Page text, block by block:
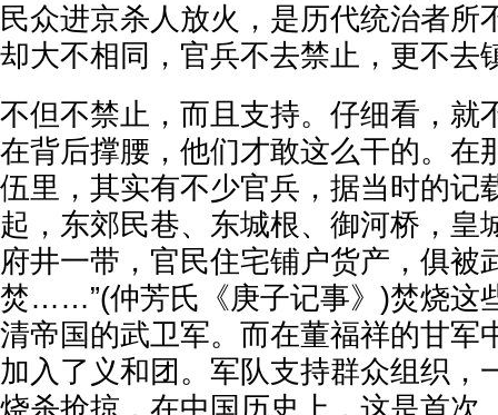
民众进京杀人放火，是历代统治者所
却大不相同，官兵不去禁止，更不去
不但不禁止，而且支持。仔细看，就
在背后撑腰，他们才敢这么干的。在
伍里，其实有不少官兵，据当时的记
起，东郊民巷、东城根、御河桥，皇
府井一带，官民住宅铺户货产，俱被
焚……”(仲芳氏《庚子记事》)焚烧这
清帝国的武卫军。而在董福祥的甘军
加入了义和团。军队支持群众组织，
烧杀抢掠，在中国历史上，这是首次